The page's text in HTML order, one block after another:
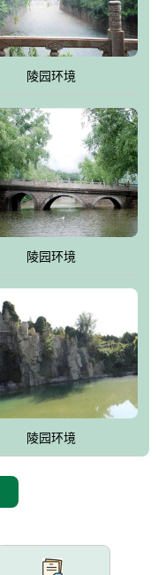
陵园环境
陵园环境
陵园环境